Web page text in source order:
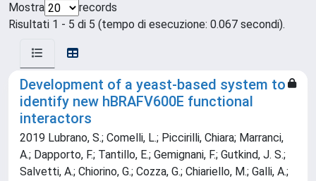
Mostra
records
Risultati 1 - 5 di 5 (tempo di esecuzione: 0.067 secondi).
Development of a yeast-based system to
identify new hBRAFV600E functional
interactors
2019 Lubrano, S.; Comelli, L.; Piccirilli, Chiara; Marranci,
A.; Dapporto, F.; Tantillo, E.; Gemignani, F.; Gutkind, J. S.;
Salvetti, A.; Chiorino, G.; Cozza, G.; Chiariello, M.; Galli, A.;